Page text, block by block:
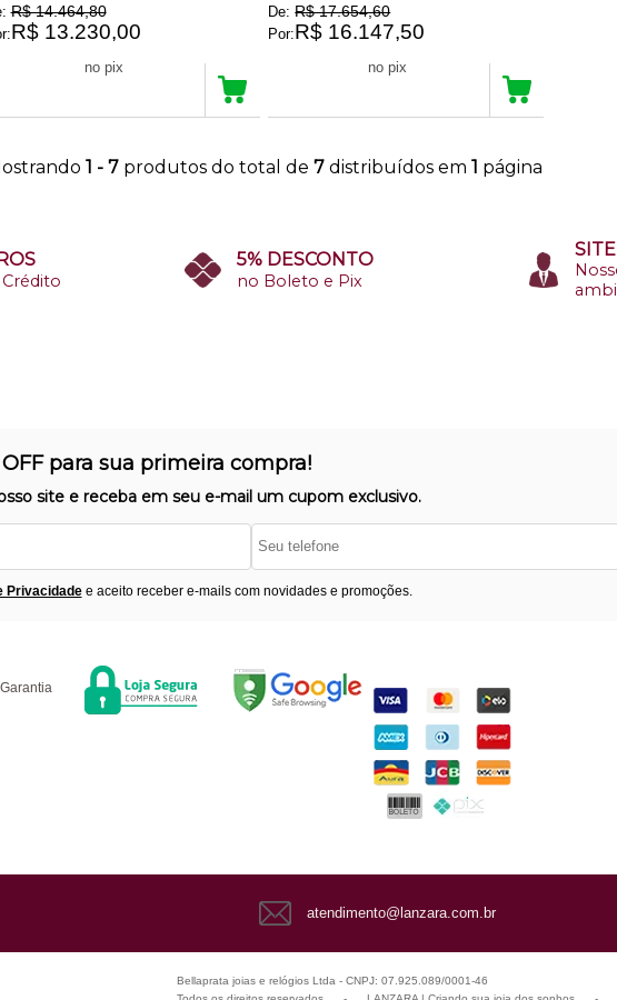
R$ 14.464,80
R$ 13.230,00
no pix
De: R$ 17.654,60
Por:R$ 16.147,50
no pix
1 - 7 produtos do total de 7distribuídos em 1 página
5% DESCONTO
no Boleto e Pix
OFF para sua primeira compra!
site e receba em seu e-mail um cupom exclusivo.
Privacidadee aceito receber e-mails com novidades e promoções.
atendimento@lanzara.com.br
Bellaprata joias e relógios Ltda - CNPJ: 07.925.089/0001-46